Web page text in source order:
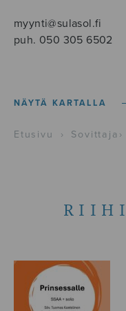
myynti@sulasol.fi
puh. 050 305 6502
NÄYTÄ KARTALLA
Etusivu › Sovittaja ›